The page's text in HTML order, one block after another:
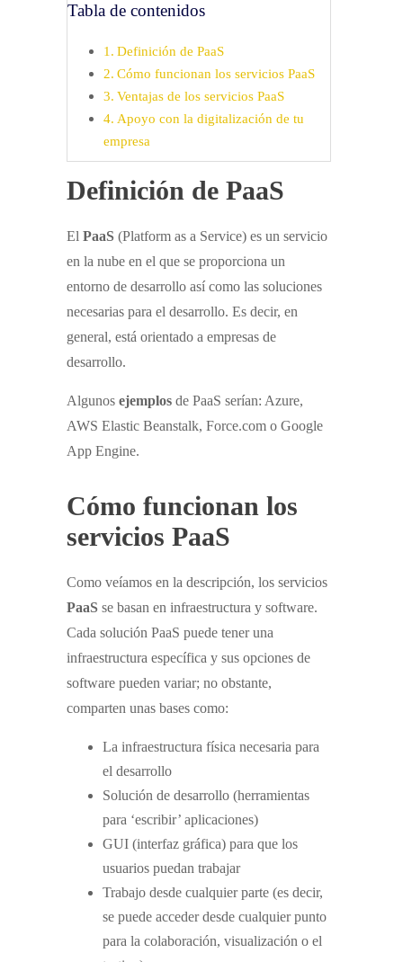
Tabla de contenidos
Definición de PaaS
Cómo funcionan los servicios PaaS
Ventajas de los servicios PaaS
Apoyo con la digitalización de tu
empresa
Definición de PaaS
El PaaS (Platform as a Service) es un servicio
en la nube en el que se proporciona un
entorno de desarrollo así como las soluciones
necesarias para el desarrollo. Es decir, en
general, está orientado a empresas de
desarrollo.
Algunos ejemplos de PaaS serían: Azure,
AWS Elastic Beanstalk, Force.com o Google
App Engine.
Cómo funcionan los
servicios PaaS
Como veíamos en la descripción, los servicios
PaaS se basan en infraestructura y software.
Cada solución PaaS puede tener una
infraestructura específica y sus opciones de
software pueden variar; no obstante,
comparten unas bases como:
La infraestructura física necesaria para
el desarrollo
Solución de desarrollo (herramientas
para ‘escribir’ aplicaciones)
GUI (interfaz gráfica) para que los
usuarios puedan trabajar
Trabajo desde cualquier parte (es decir,
se puede acceder desde cualquier punto
para la colaboración, visualización o el